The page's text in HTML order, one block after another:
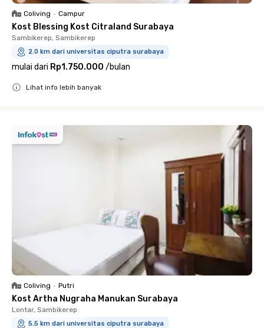
Coliving • Campur
Kost Blessing Kost Citraland Surabaya
Sambikerep, Sambikerep
2.0 km dari universitas ciputra surabaya
mulai dari Rp1.750.000 /bulan
Lihat info lebih banyak
Coliving • Putri
Kost Artha Nugraha Manukan Surabaya
Lontar, Sambikerep
5.5 km dari universitas ciputra surabaya